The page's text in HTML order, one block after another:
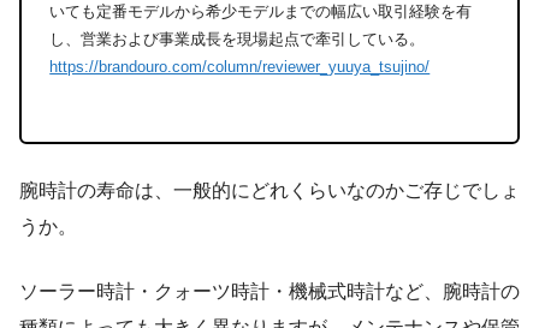
いても定番モデルから希少モデルまでの幅広い取引経験を有
し、営業および事業成長を現場起点で牽引している。
https://brandouro.com/column/reviewer_yuuya_tsujino/
腕時計の寿命は、一般的にどれくらいなのかご存じでしょ
うか。
ソーラー時計・クォーツ時計・機械式時計など、腕時計の